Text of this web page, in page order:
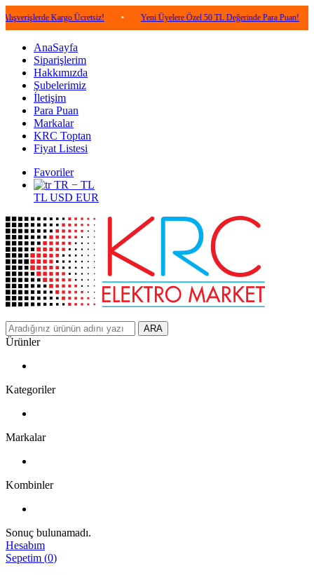
Kargo Ücretsiz! • Yeni Üyelere Özel 50 TL Değerinde Para Puan! •
AnaSayfa
Siparişlerim
Hakkımızda
Şubelerimiz
İletişim
Para Puan
Markalar
KRC Toptan
Fiyat Listesi
Favoriler
TR − TL
TL USD EUR
ARA
Ürünler
Kategoriler
Markalar
Kombinler
Sonuç bulunamadı.
Hesabım
Sepetim (0)